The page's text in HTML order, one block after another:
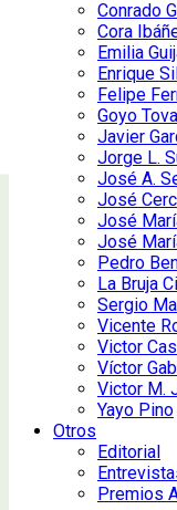
Conrado
Cora
Emilia
Enrique
Felipe
Goyo
Javier
Jorge L.
José A.
José
José
José
Pedro
La Bruja
Sergio
Vicente
Victor
Víctor
Victor M.
Yayo Pino
Otros
Editorial
Premios